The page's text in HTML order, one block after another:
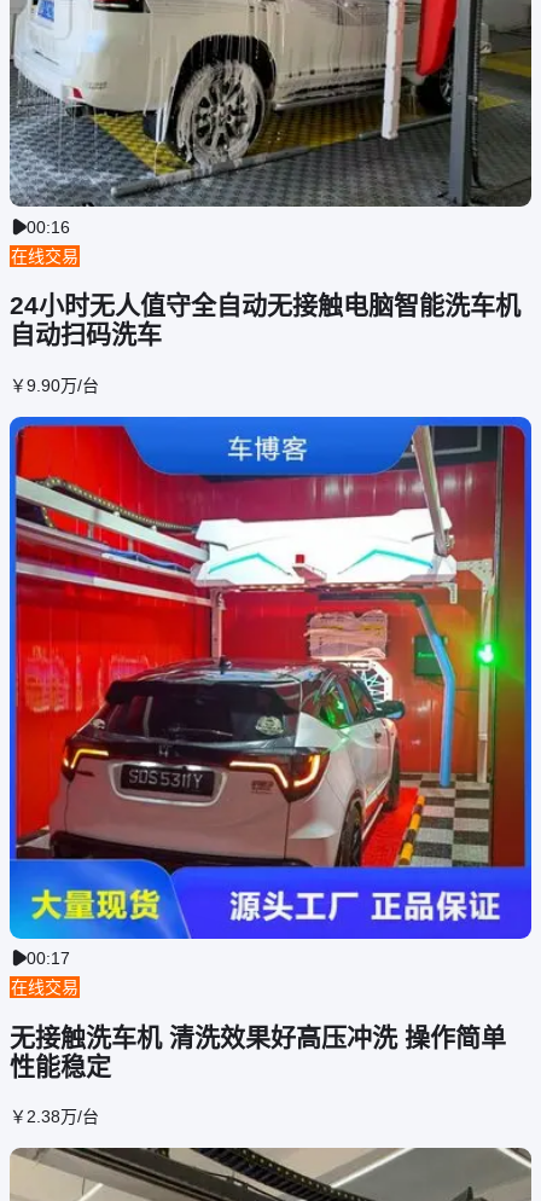
00:16
在线交易
24小时无人值守全自动无接触电脑智能洗车机
自动扫码洗车
￥9 .90万/台
00:17
在线交易
无接触洗车机 清洗效果好高压冲洗 操作简单
性能稳定
￥ 2 .38万/台